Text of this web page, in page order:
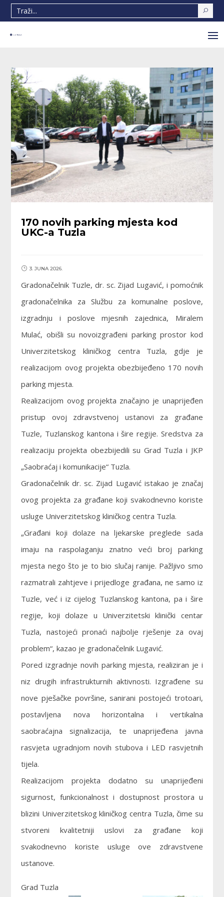
170 novih parking mjesta kod
UKC-a Tuzla
3. JUNA 2026.
Gradonačelnik Tuzle, dr. sc. Zijad Lugavić, i pomoćnik
gradonačelnika za Službu za komunalne poslove,
izgradnju i poslove mjesnih zajednica, Miralem
Mulać, obišli su novoizgrađeni parking prostor kod
Univerzitetskog kliničkog centra Tuzla, gdje je
realizacijom ovog projekta obezbijeđeno 170 novih
parking mjesta.
Realizacijom ovog projekta značajno je unaprijeđen
pristup ovoj zdravstvenoj ustanovi za građane
Tuzle, Tuzlanskog kantona i šire regije. Sredstva za
realizaciju projekta obezbijedili su Grad Tuzla i JKP
„Saobraćaj i komunikacije“ Tuzla.
Gradonačelnik dr. sc. Zijad Lugavić istakao je značaj
ovog projekta za građane koji svakodnevno koriste
usluge Univerzitetskog kliničkog centra Tuzla.
„Građani koji dolaze na ljekarske preglede sada
imaju na raspolaganju znatno veći broj parking
mjesta nego što je to bio slučaj ranije. Pažljivo smo
razmatrali zahtjeve i prijedloge građana, ne samo iz
Tuzle, već i iz cijelog Tuzlanskog kantona, pa i šire
regije, koji dolaze u Univerzitetski klinički centar
Tuzla, nastojeći pronaći najbolje rješenje za ovaj
problem“, kazao je gradonačelnik Lugavić.
Pored izgradnje novih parking mjesta, realiziran je i
niz drugih infrastrukturnih aktivnosti. Izgrađene su
nove pješačke površine, sanirani postojeći trotoari,
postavljena nova horizontalna i vertikalna
saobraćajna signalizacija, te unaprijeđena javna
rasvjeta ugradnjom novih stubova i LED rasvjetnih
tijela.
Realizacijom projekta dodatno su unaprijeđeni
sigurnost, funkcionalnost i dostupnost prostora u
blizini Univerzitetskog kliničkog centra Tuzla, čime su
stvoreni kvalitetniji uslovi za građane koji
svakodnevno koriste usluge ove zdravstvene
ustanove.
Grad Tuzla